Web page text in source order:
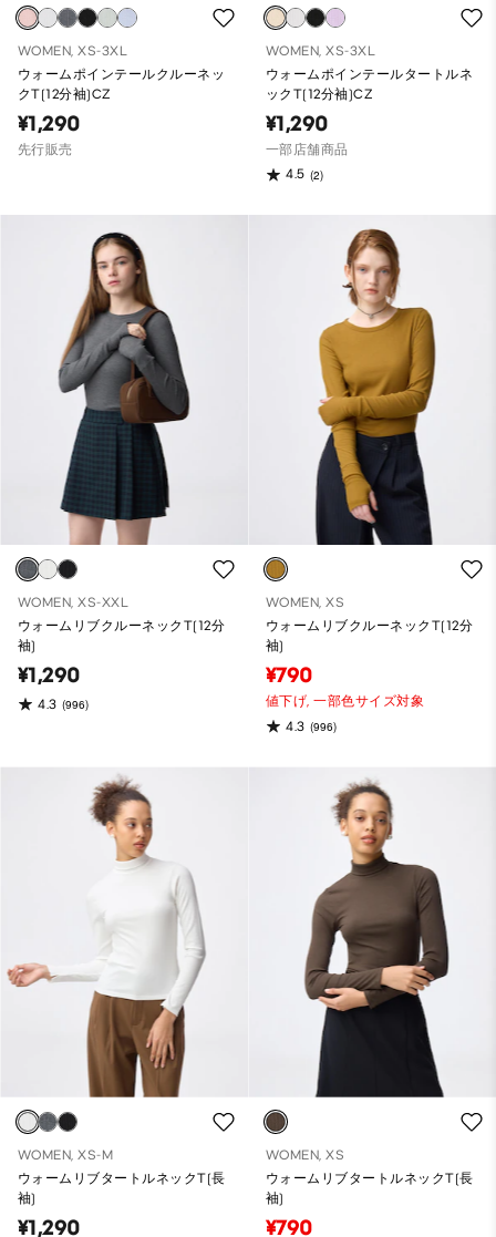
WOMEN, XS-3XL
ウォームポインテールクルーネッ
クT(12分袖)CZ
¥1,290
先行販売
WOMEN, XS-3XL
ウォームポインテールタートルネ
ックT(12分袖)CZ
¥1,290
一部店舗商品
4.5 (2)
WOMEN, XS-XXL
ウォームリブクルーネックT(12分
袖)
¥1,290
4.3 (996)
WOMEN, XS
ウォームリブクルーネックT(12分
袖)
¥790
値下げ,一部色サイズ対象
4.3 (996)
WOMEN, XS-M
ウォームリブタートルネックT(長
袖)
¥1,290
WOMEN, XS
ウォームリブタートルネックT(長
袖)
¥790